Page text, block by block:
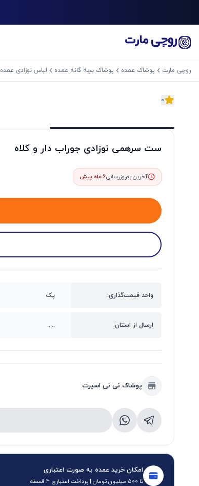
روچی مارت پوشاک عمده پوشاک بچه گانه عمده لباس نوزادی عمده
0
ست سرهمی نوزادی جوراب دار و کلاه
آخرین به‌روزرسانی6 ماه پیش
واحد قیمت‌گذاری: پک
ارسال از استان: .....
پوشاک نی نی اسپرت
امکان خرید عمده به صورت اعتباری
تا 500 میلیون تومان | پرداخت اعتباری 4 قسطه